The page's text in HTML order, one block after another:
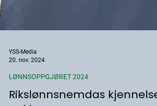
20. nov. 2024
LØNNSOPPGJØRET 2024